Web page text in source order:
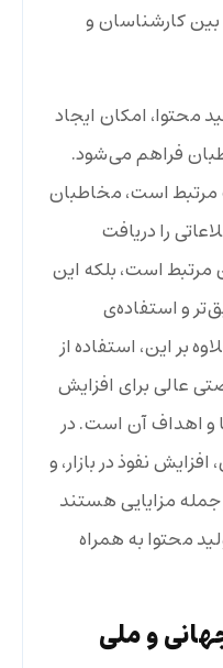
بین کارشناسان و
محتوا، امکان ایجاد
فراهم می‌شود.
مرتبط است، مخاطبان
را دریافت
مرتبط است، بلکه این
و استفاده‌ی
بر این، استفاده از
عالی برای افزایش
و اهداف آن است. در
نفوذ در بازار، و
مزایایی هستند
محتوا به همراه
و ملی